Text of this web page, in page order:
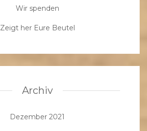
Wir spenden
Zeigt her Eure Beutel
Archiv
Dezember 2021